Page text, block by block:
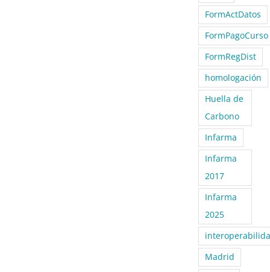
FormActDatos
FormPagoCurso
FormRegDist
homologación
Huella de
Carbono
Infarma
Infarma
2017
Infarma
2025
Madrid